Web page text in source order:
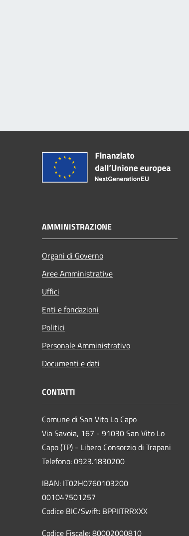
AMMINISTRAZIONE
Organi di Governo
Aree Amministrative
Uffici
Enti e fondazioni
Politici
Personale Amministrativo
Documenti e dati
CONTATTI
Comune di San Vito Lo Capo
Via Savoia, 167 - 91030 San Vito Lo
Capo (TP) - Libero Consorzio di Trapani
Telefono: 0923.1830200
IBAN: IT02H0760103200
001047501257
Codice BIC/Swift: BPPIITRRXXX
Codice Fiscale: 80002000810